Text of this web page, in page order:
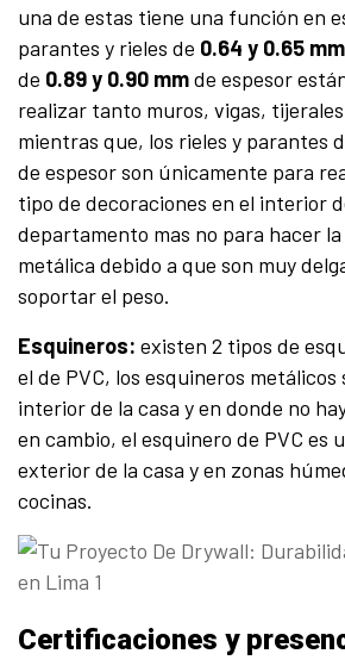
una de estas tiene una función en
parantes y rieles de 0.64 y 0.65 mm
de 0.89 y 0.90 mmde espesor
realizar tanto muros, vigas,
mientras que, los rieles y parantes
de espesor son únicamente para
tipo de decoraciones en el interior
departamento mas no para hacer
metálica debido a que son muy
soportar el peso.
Esquineros: existen 2 tipos de
el de PVC, los esquineros
interior de la casa y en donde no
en cambio, el esquinero de PVC es
exterior de la casa y en zonas
cocinas.
Certificaciones y